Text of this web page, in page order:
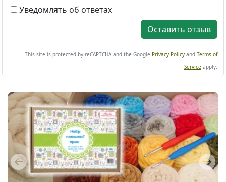
Уведомлять об ответах
Оставить отзыв
This site is protected by reCAPTCHA and the Google Privacy Policy and Terms of
Service apply.
Previous Next